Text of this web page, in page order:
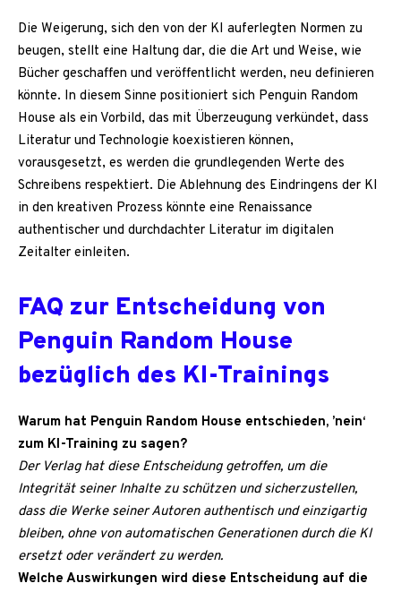
Die Weigerung, sich den von der KI auferlegten Normen zu
beugen, stellt eine Haltung dar, die die Art und Weise, wie
Bücher geschaffen und veröffentlicht werden, neu definieren
könnte. In diesem Sinne positioniert sich Penguin Random
House als ein Vorbild, das mit Überzeugung verkündet, dass
Literatur und Technologie koexistieren können,
vorausgesetzt, es werden die grundlegenden Werte des
Schreibens respektiert. Die Ablehnung des Eindringens der KI
in den kreativen Prozess könnte eine Renaissance
authentischer und durchdachter Literatur im digitalen
Zeitalter einleiten.
FAQ zur Entscheidung von
Penguin Random House
bezüglich des KI-Trainings
Warum hat Penguin Random House entschieden, ’nein‘
zum KI-Training zu sagen?
Der Verlag hat diese Entscheidung getroffen, um die
Integrität seiner Inhalte zu schützen und sicherzustellen,
dass die Werke seiner Autoren authentisch und einzigartig
bleiben, ohne von automatischen Generationen durch die KI
ersetzt oder verändert zu werden.
Welche Auswirkungen wird diese Entscheidung auf die